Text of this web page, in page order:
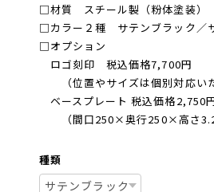
□材質 スチール製（粉体塗装）
□カラー２種 サテンブラック／
□オプション
ロゴ刻印 税込価格7,700円
（位置やサイズは個別対応いた
ベースプレート 税込価格2,750
（間口250×奥行250×高さ3.2
種類